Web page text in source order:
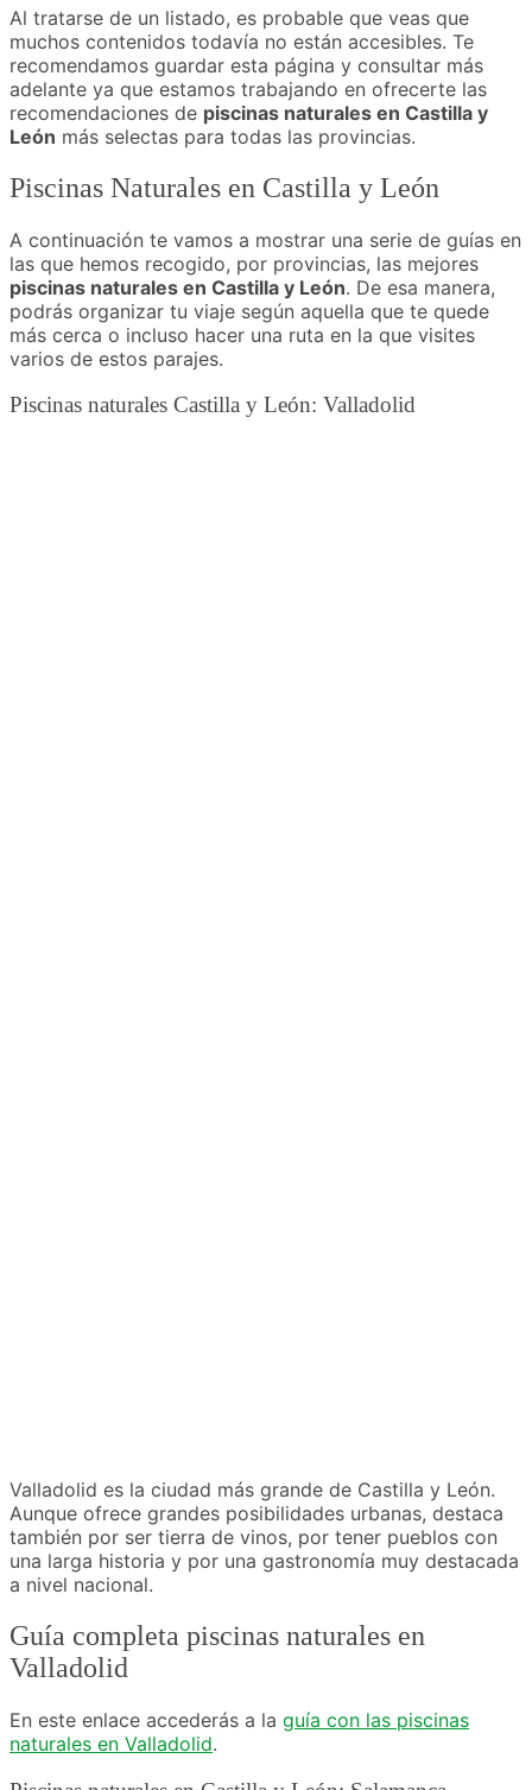
Al tratarse de un listado, es probable que veas que
muchos contenidos todavía no están accesibles. Te
recomendamos guardar esta página y consultar más
adelante ya que estamos trabajando en ofrecerte las
recomendaciones de piscinas naturales en Castilla y
León más selectas para todas las provincias.
Piscinas Naturales en Castilla y León
A continuación te vamos a mostrar una serie de guías en
las que hemos recogido, por provincias, las mejores
piscinas naturales en Castilla y León. De esa manera,
podrás organizar tu viaje según aquella que te quede
más cerca o incluso hacer una ruta en la que visites
varios de estos parajes.
Piscinas naturales Castilla y León: Valladolid
Valladolid es la ciudad más grande de Castilla y León.
Aunque ofrece grandes posibilidades urbanas, destaca
también por ser tierra de vinos, por tener pueblos con
una larga historia y por una gastronomía muy destacada
a nivel nacional.
Guía completa piscinas naturales en
Valladolid
En este enlace accederás a la guía con las piscinas
naturales en Valladolid.